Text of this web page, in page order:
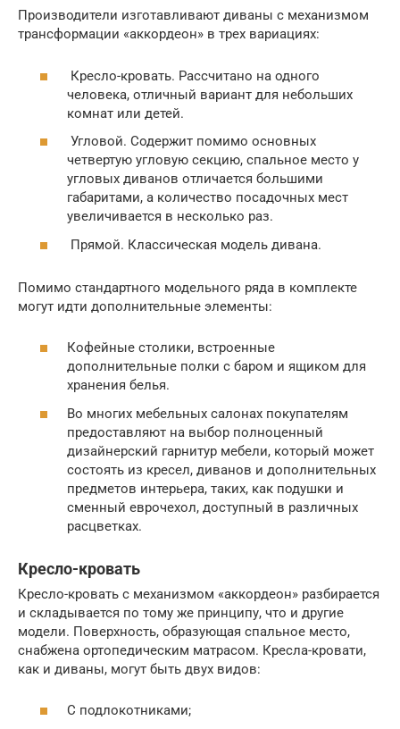
Производители изготавливают диваны с механизмом
трансформации «аккордеон» в трех вариациях:
Кресло-кровать. Рассчитано на одного
человека, отличный вариант для небольших
комнат или детей.
Угловой. Содержит помимо основных
четвертую угловую секцию, спальное место у
угловых диванов отличается большими
габаритами, а количество посадочных мест
увеличивается в несколько раз.
Прямой. Классическая модель дивана.
Помимо стандартного модельного ряда в комплекте
могут идти дополнительные элементы:
Кофейные столики, встроенные
дополнительные полки с баром и ящиком для
хранения белья.
Во многих мебельных салонах покупателям
предоставляют на выбор полноценный
дизайнерский гарнитур мебели, который может
состоять из кресел, диванов и дополнительных
предметов интерьера, таких, как подушки и
сменный еврочехол, доступный в различных
расцветках.
Кресло-кровать
Кресло-кровать с механизмом «аккордеон» разбирается
и складывается по тому же принципу, что и другие
модели. Поверхность, образующая спальное место,
снабжена ортопедическим матрасом. Кресла-кровати,
как и диваны, могут быть двух видов:
С подлокотниками;